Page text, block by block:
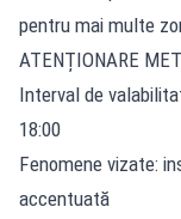
pentru mai multe
ATENȚIONARE
Interval de
18:00
Fenomene vizate:
accentuată